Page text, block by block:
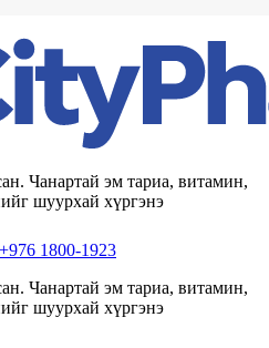
Чанартай эм тариа, витамин,
шуурхай хүргэнэ
+976 1800-1923
Чанартай эм тариа, витамин,
шуурхай хүргэнэ